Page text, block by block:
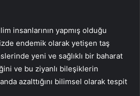
insanlarının yapmış olduğu
endemik olarak yetişen taş
yeni ve sağlıklı bir baharat
ve bu ziyanlı bileşiklerin
azalttığını bilimsel olarak tespit